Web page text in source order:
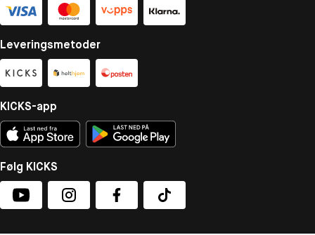
Leveringsmetoder
KICKS-app
Følg KICKS